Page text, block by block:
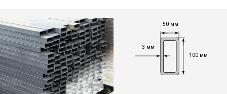
Уголок
Балка
3 мм
100 мм
50 мм